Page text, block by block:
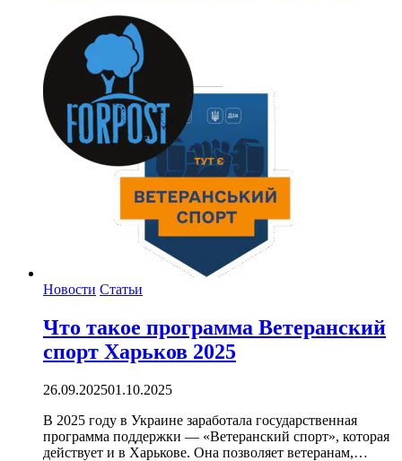
Новости Статьи
Что такое программа Ветеранский
спорт Харьков 2025
26.09.202501.10.2025
В 2025 году в Украине заработала государственная
программа поддержки — «Ветеранский спорт», которая
действует и в Харькове. Она позволяет ветеранам,…